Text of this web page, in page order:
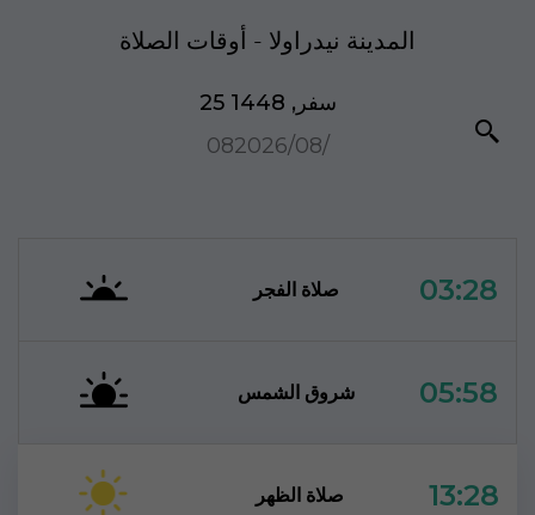
المدينة نیدراولا - أوقات الصلاة
25 سفر, 1448
08‏/08‏/2026
صلاة الفجر 03:28
شروق الشمس 05:58
صلاة الظهر 13:28